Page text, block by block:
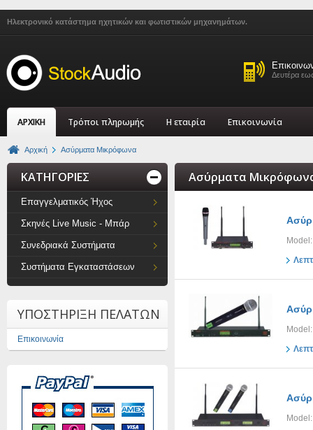
Ηλεκτρονικό κατάστημα ηχητικών και φωτιστικών μηχανημάτων.
Δευτέρα
ΑΡΧΙΚΗ Τρόποι πληρωμής Η εταιρία Επικοινωνία
Αρχική Ασύρματα Μικρόφωνα
ΚΑΤΗΓΟΡΙΕΣ
Επαγγελματικός Ήχος
Σκηνές Live Music - Μπάρ
Συνεδριακά Συστήματα
Συστήματα Εγκαταστάσεων
ΥΠΟΣΤΗΡΙΞΗ ΠΕΛΑΤΩΝ
Επικοινωνία
Ασύρματα